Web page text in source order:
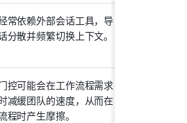
常依赖外部会话工具，导
分散并频繁切换上下文。
控可能会在工作流程需求
减缓团队的速度，从而在
程时产生摩擦。